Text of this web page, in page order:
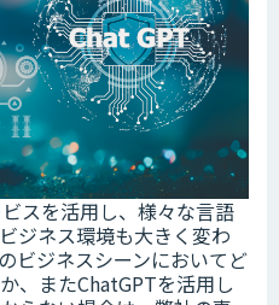
スを活用し、様々な言語
ジネス環境も大きく変わ
ビジネスシーンにおいてど
、またChatGPTを活用し